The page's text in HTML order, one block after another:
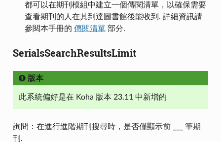
都可以在期刊模組中建立一個傳閱清單，以確保需要
查看期刊的人在其到達圖書館後能收到. 詳細資訊請
參閱本手冊的 傳閱清單部分.
SerialsSearchResultsLimit
版本
此系統偏好是在 Koha 版本 23.11 中新增的
詢問：在進行進階期刊搜尋時，是否僅顯示前 ___ 筆期
刊.